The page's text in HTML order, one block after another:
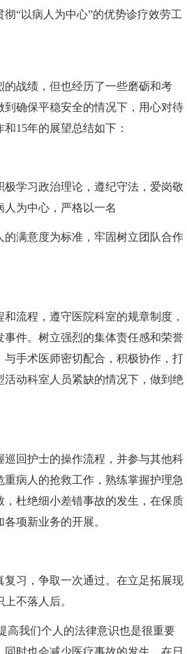
“以病人为中心”的优势诊疗效劳工
战绩，但也经历了一些磨砺和考
确保平稳安全的情况下，用心对待
15年的展望总结如下：
学习政治理论，遵纪守法，爱岗敬
为中心，严格以一名
满意度为标准，牢固树立团队合作
流程，遵守医院科室的规章制度，
件。树立强烈的集体责任感和荣誉
手术医师密切配合，积极协作，打
动科室人员紧缺的情况下，做到绝
回护士的操作流程，并参与其他科
病人的抢救工作，熟练掌握护理急
杜绝细小差错事故的发生，在保质
项新业务的开展。
习，争取一次通过。在立足拓展现
不落人后。
我们个人的法律意识也是很重要
时也会减少医疗事故的发生。在日